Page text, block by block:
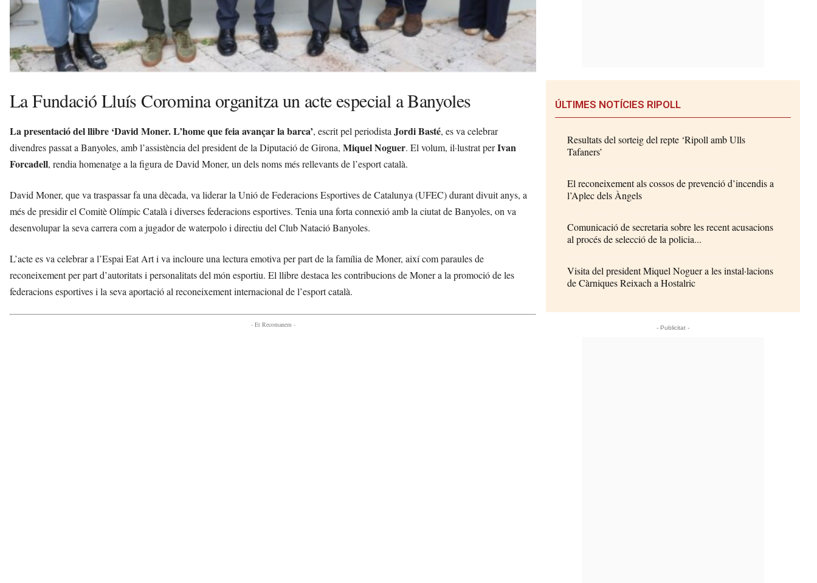
La Fundació Lluís Coromina organitza un acte especial a Banyoles
La presentació del llibre ‘David Moner. L’home que feia avançar la barca’, escrit pel periodista Jordi Basté, es va celebrar
divendres passat a Banyoles, amb l’assistència del president de la Diputació de Girona, Miquel Noguer. El volum, il·lustrat perIvan
Forcadell, rendia homenatge a la figura de David Moner, un dels noms més rellevants de l’esport català.
David Moner, que va traspassar fa una dècada, va liderar la Unió de Federacions Esportives de Catalunya (UFEC) durant divuit anys, a
més de presidir el Comitè Olímpic Català i diverses federacions esportives. Tenia una forta connexió amb la ciutat de Banyoles, on va
desenvolupar la seva carrera com a jugador de waterpolo i directiu del Club Natació Banyoles.
L’acte es va celebrar a l’Espai Eat Art i va incloure una lectura emotiva per part de la família de Moner, així com paraules de
reconeixement per part d’autoritats i personalitats del món esportiu. El llibre destaca les contribucions de Moner a la promoció de les
federacions esportives i la seva aportació al reconeixement internacional de l’esport català.
- Et Recomanem -
ÚLTIMES NOTÍCIES RIPOLL
Resultats del sorteig del repte ‘Ripoll amb Ulls
Tafaners’
El reconeixement als cossos de prevenció d’incendis a
l’Aplec dels Àngels
Comunicació de secretaria sobre les recent acusacions
al procés de selecció de la policia...
Visita del president Miquel Noguer a les instal·lacions
de Càrniques Reixach a Hostalric
- Publicitat -